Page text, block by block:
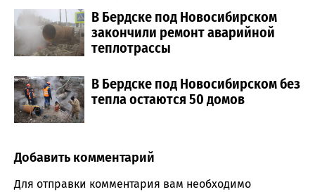
В Бердске под Новосибирском
закончили ремонт аварийной
теплотрассы
В Бердске под Новосибирском без
тепла остаются 50 домов
Comment section
Добавить комментарий
Для отправки комментария вам необходимо